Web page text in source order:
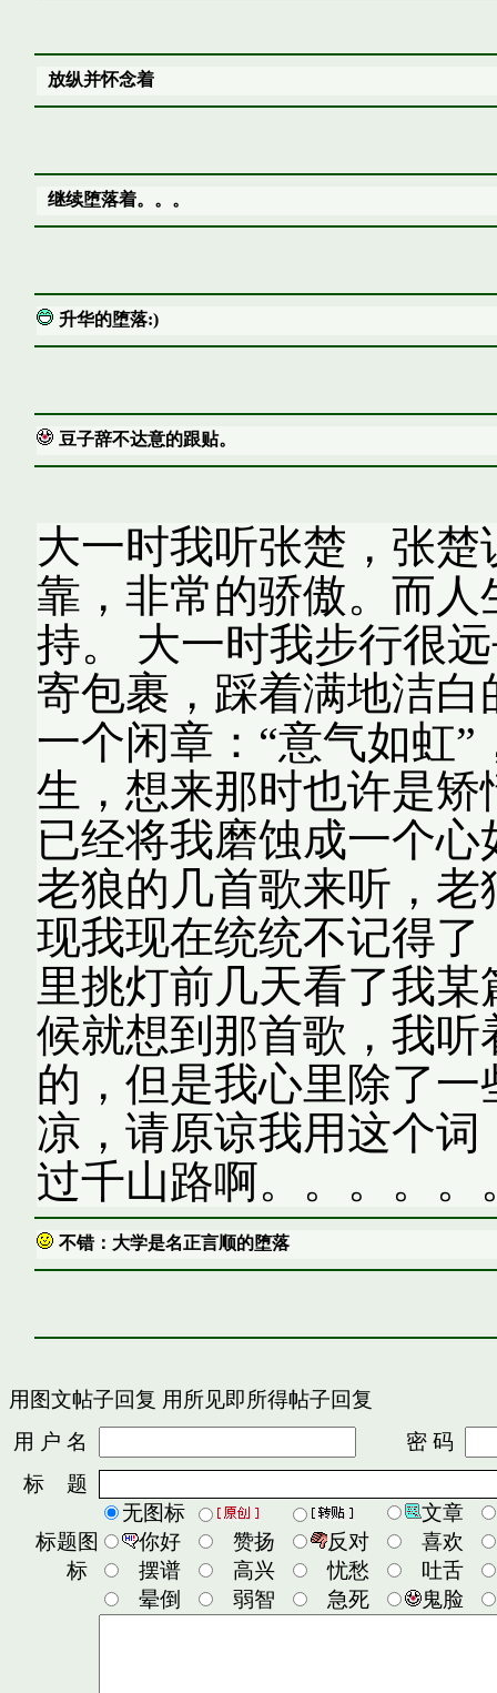
放纵并怀念着
继续堕落着。。。
升华的堕落:)
豆子辞不达意的跟贴。
大一时我听张楚，张
靠，非常的骄傲。而
持。 大一时我步行很
寄包裹，踩着满地洁
一个闲章：“意气如虹
生，想来那时也许是
已经将我磨蚀成一个
老狼的几首歌来听，
现我现在统统不记得
里挑灯前几天看了我
候就想到那首歌，我
的，但是我心里除了
凉，请原谅我用这个
过千山路啊。。。。。
不错：大学是名正言顺的堕落
用图文帖子回复 用所见即所得帖子回复
用 户 名
密 码
标 题
标题图
标
无图标
文章
你好
赞扬 反对
喜欢
摆谱
高兴 忧愁
吐舌
晕倒
弱智 急死 鬼脸